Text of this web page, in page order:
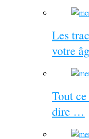
Les
votre
Tout
dire …